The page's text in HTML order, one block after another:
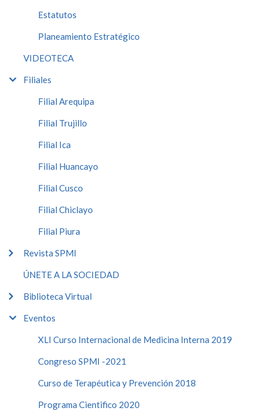
Estatutos
Planeamiento Estratégico
VIDEOTECA
Filiales
Filial Arequipa
Filial Trujillo
Filial Ica
Filial Huancayo
Filial Cusco
Filial Chiclayo
Filial Piura
Revista SPMI
ÚNETE A LA SOCIEDAD
Biblioteca Virtual
Eventos
XLI Curso Internacional de Medicina Interna 2019
Congreso SPMI -2021
Curso de Terapéutica y Prevención 2018
Programa Cientifico 2020